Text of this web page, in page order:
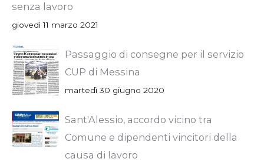
senza lavoro
giovedì 11 marzo 2021
Passaggio di consegne per il servizio
CUP di Messina
martedì 30 giugno 2020
Sant'Alessio, accordo vicino tra
Comune e dipendenti vincitori della
causa di lavoro